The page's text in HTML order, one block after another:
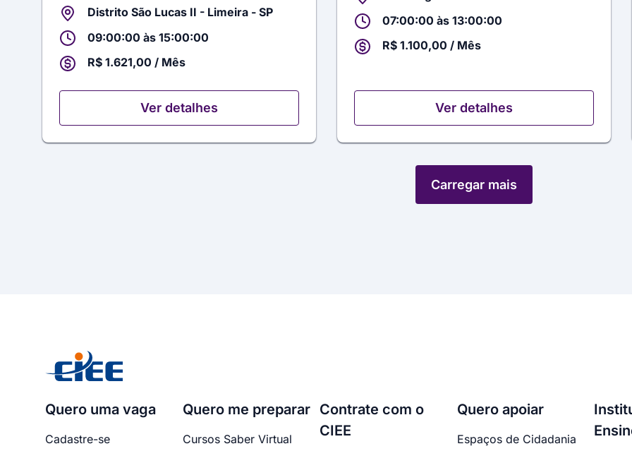
Distrito São Lucas II - Limeira - SP
09:00:00 às 15:00:00
R$ 1.621,00 / Mês
Ver detalhes
07:00:00 às 13:00:00
R$ 1.100,00 / Mês
Ver detalhes
Carregar mais
Quero uma vaga
Cadastre-se
Quero me preparar
Cursos Saber Virtual
Contrate com o
CIEE
Quero apoiar
Espaços de Cidadania